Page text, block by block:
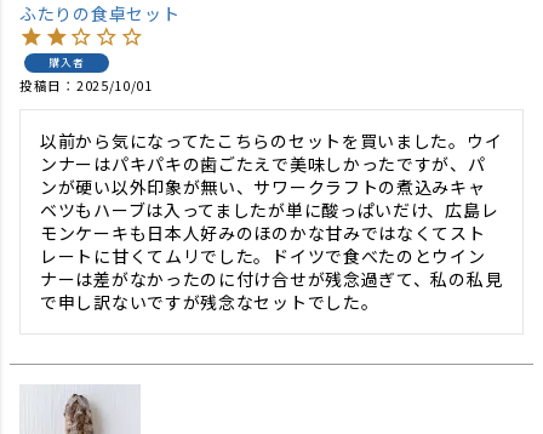
ふたりの食卓セット
購入者
投稿日 2025/10/01
以前から気になってたこちらのセットを買いました。ウイ
ンナーはパキパキの歯ごたえで美味しかったですが、パ
ンが硬い以外印象が無い、サワークラフトの煮込みキャ
ベツもハーブは入ってましたが単に酸っぱいだけ、広島レ
モンケーキも日本人好みのほのかな甘みではなくてスト
レートに甘くてムリでした。ドイツで食べたのとウイン
ナーは差がなかったのに付け合せが残念過ぎて、私の私見
で申し訳ないですが残念なセットでした。